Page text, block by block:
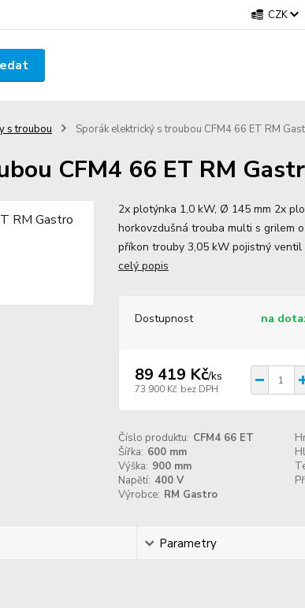
CZK
s troubou Sporák elektrický s troubou CFM4 66 ET RM
CFM4 66 ET RM
2x plotýnka 1,0 kW, Ø 145 mm 2x
horkovzdušná trouba multi s grilem
příkon trouby 3,05 kW pojistný
celý popis
Dostupnost na
89 419 Kč/ks
73 900 Kč bez DPH
Číslo produktu: CFM4 66 ET
Šířka: 600 mm
Výška: 900 mm
Napětí: 400 V
Výrobce: RM Gastro
Parametry